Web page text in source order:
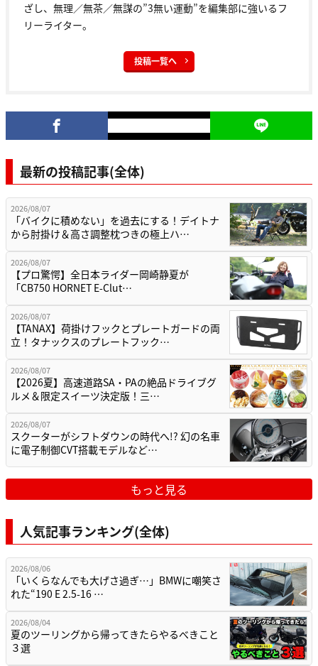
ざし、無理／無茶／無謀の”3無い運動”を編集部に強いるフ
リーライター。
投稿一覧へ
最新の投稿記事(全体)
2026/08/07
「バイクに積めない」を過去にする！デイトナ
から肘掛け＆高さ調整枕つきの極上ハ…
2026/08/07
【プロ驚愕】全日本ライダー岡崎静夏が
「CB750 HORNET E-Clut…
2026/08/07
【TANAX】荷掛けフックとプレートガードの両
立！タナックスのプレートフック…
2026/08/07
【2026夏】高速道路SA・PAの絶品ドライブグ
ルメ＆限定スイーツ決定版！三…
2026/08/07
スクーターがシフトダウンの時代へ!? 幻の名車
に電子制御CVT搭載モデルなど…
もっと見る
人気記事ランキング(全体)
2026/08/06
「いくらなんでも大げさ過ぎ…」BMWに嘲笑さ
れた“190 E 2.5-16 …
2026/08/04
夏のツーリングから帰ってきたらやるべきこと
３選